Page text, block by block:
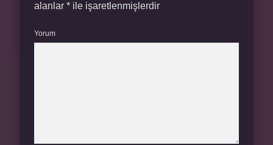
alanlar * ile işaretlenmişlerdir
Yorum